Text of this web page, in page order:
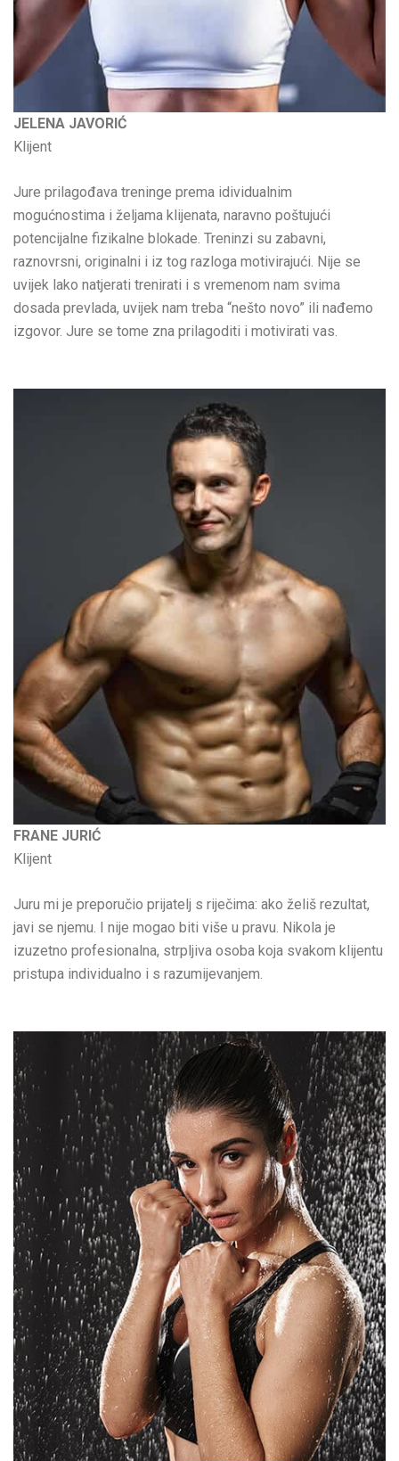
JELENA JAVORIĆ
Klijent
Jure prilagođava treninge prema idividualnim
mogućnostima i željama klijenata, naravno poštujući
potencijalne fizikalne blokade. Treninzi su zabavni,
raznovrsni, originalni i iz tog razloga motivirajući. Nije se
uvijek lako natjerati trenirati i s vremenom nam svima
dosada prevlada, uvijek nam treba “nešto novo” ili nađemo
izgovor. Jure se tome zna prilagoditi i motivirati vas.
FRANE JURIĆ
Klijent
Juru mi je preporučio prijatelj s riječima: ako želiš rezultat,
javi se njemu. I nije mogao biti više u pravu. Nikola je
izuzetno profesionalna, strpljiva osoba koja svakom klijentu
pristupa individualno i s razumijevanjem.